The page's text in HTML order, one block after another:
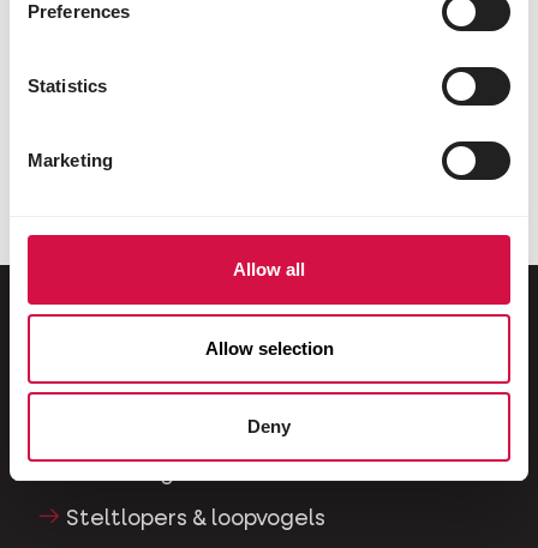
Preferences
Statistics
Marketing
Allow all
Allow selection
Deny
Zet zaterdag 7 november 2026 al maar in je
mountainbike- en cyclo-tocht “de Versele
Meer weten
Voor jouw dier
Steltlopers & loopvogels